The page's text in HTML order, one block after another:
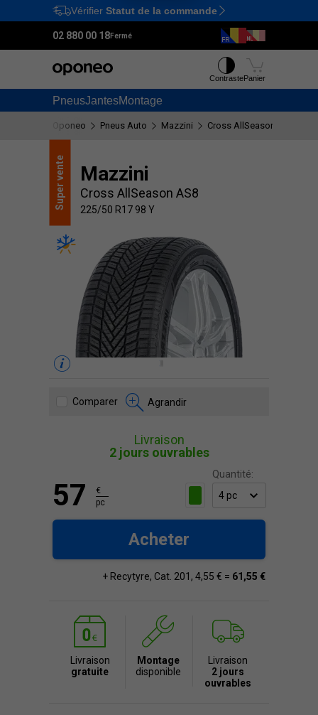
Ctrl M
Vérifier Statut de la commande
02 880 00 18Fermé
PneusJantesMontage
ContrastePanier
Oponeo Pneus Auto Mazzini Cross AllSeason AS8
Super
vente Mazzini
Cross AllSeason AS8
225/50 R17 98 Y
Comparer Agrandir
Livraison
2 jours ouvrables
Quantité:
57
€
pc
Acheter
+ Recytyre, Cat. 201, 4,55 € = 61,55 €
Livraison
gratuite
Montage
disponible
Livraison
2 jours
ouvrables